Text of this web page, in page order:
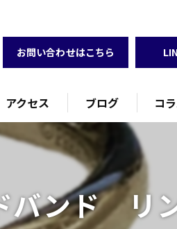
お問い合わせはこちら
アクセス ブログ コ
バンド リ